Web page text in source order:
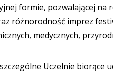
formie, pozwalającej na
różnorodność imprez
medycznych,
Uczelnie biorące